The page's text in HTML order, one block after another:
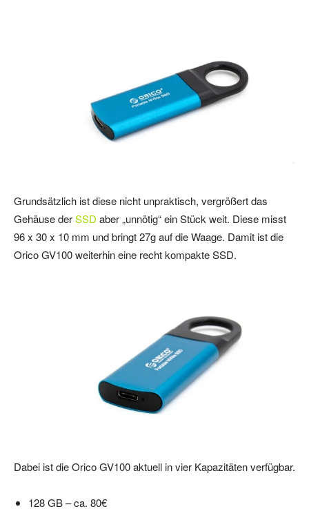
Grundsätzlich ist diese nicht unpraktisch, vergrößert das
Gehäuse derSSD aber „unnötig“ ein Stück weit. Diese misst
96 x 30 x 10 mm und bringt 27g auf die Waage. Damit ist die
Orico GV100 weiterhin eine recht kompakte SSD.
Dabei ist die Orico GV100 aktuell in vier Kapazitäten verfügbar.
128 GB – ca. 80€